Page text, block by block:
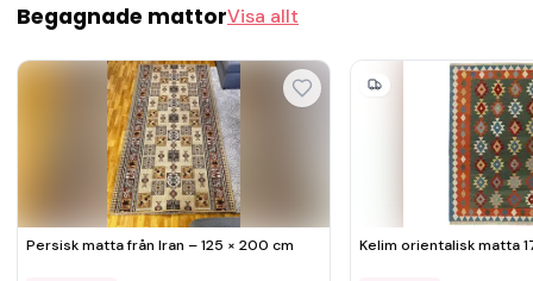
Begagnade mattorVisa allt
Persisk matta från Iran – 125 × 200 cm Kelim orientalisk matta